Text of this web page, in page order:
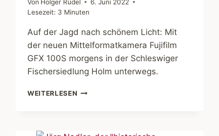
Von Holger Rüdel
6. Juni 2022
Lesezeit: 3 Minuten
Auf der Jagd nach schönem Licht: Mit
der neuen Mittelformatkamera Fujifilm
GFX 100S morgens in der Schleswiger
Fischersiedlung Holm unterwegs.
WEITERLESEN MIT